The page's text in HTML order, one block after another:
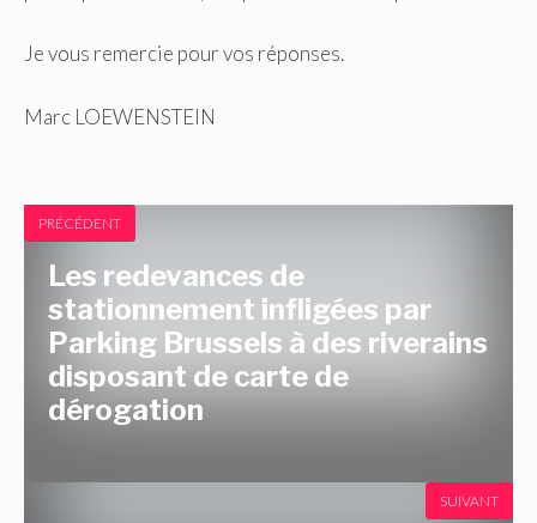
Je vous remercie pour vos réponses.
Marc LOEWENSTEIN
PRÉCÉDENT
Les redevances de
stationnement infligées par
Parking Brussels à des riverains
disposant de carte de
dérogation
SUIVANT